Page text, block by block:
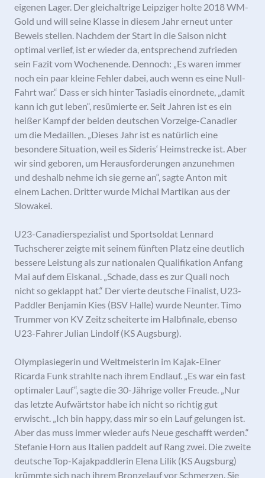
eigenen Lager. Der gleichaltrige Leipziger holte 2018 WM-
Gold und will seine Klasse in diesem Jahr erneut unter
Beweis stellen. Nachdem der Start in die Saison nicht
optimal verlief, ist er wieder da, entsprechend zufrieden
sein Fazit vom Wochenende. Dennoch: „Es waren immer
noch ein paar kleine Fehler dabei, auch wenn es eine Null-
Fahrt war.“ Dass er sich hinter Tasiadis einordnete, „damit
kann ich gut leben“, resümierte er. Seit Jahren ist es ein
heißer Kampf der beiden deutschen Vorzeige-Canadier
um die Medaillen. „Dieses Jahr ist es natürlich eine
besondere Situation, weil es Sideris‘ Heimstrecke ist. Aber
wir sind geboren, um Herausforderungen anzunehmen
und deshalb nehme ich sie gerne an“, sagte Anton mit
einem Lachen. Dritter wurde Michal Martikan aus der
Slowakei.
U23-Canadierspezialist und Sportsoldat Lennard
Tuchscherer zeigte mit seinem fünften Platz eine deutlich
bessere Leistung als zur nationalen Qualifikation Anfang
Mai auf dem Eiskanal. „Schade, dass es zur Quali noch
nicht so geklappt hat.“ Der vierte deutsche Finalist, U23-
Paddler Benjamin Kies (BSV Halle) wurde Neunter. Timo
Trummer von KV Zeitz scheiterte im Halbfinale, ebenso
U23-Fahrer Julian Lindolf (KS Augsburg).
Olympiasiegerin und Weltmeisterin im Kajak-Einer
Ricarda Funk strahlte nach ihrem Endlauf. „Es war ein fast
optimaler Lauf“, sagte die 30-Jährige voller Freude. „Nur
das letzte Aufwärtstor habe ich nicht so richtig gut
erwischt. „Ich bin happy, dass mir so ein Lauf gelungen ist.
Aber das muss immer wieder aufs Neue geschafft werden.“
Stefanie Horn aus Italien paddelt auf Rang zwei. Die zweite
deutsche Top-Kajakpaddlerin Elena Lilik (KS Augsburg)
krümmte sich nach ihrem Bronzelauf vor Schmerzen. Sie